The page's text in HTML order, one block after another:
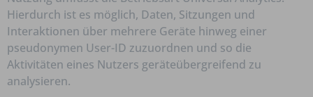
Hierdurch ist es möglich, Daten, Sitzungen und
Interaktionen über mehrere Geräte hinweg einer
pseudonymen User-ID zuzuordnen und so die
Aktivitäten eines Nutzers geräteübergreifend zu
analysieren.